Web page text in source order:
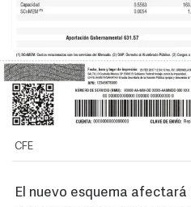
CFE
El nuevo esquema